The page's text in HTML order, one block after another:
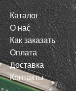
Каталог
О нас
Как заказать
Оплата
Доставка
Контакты